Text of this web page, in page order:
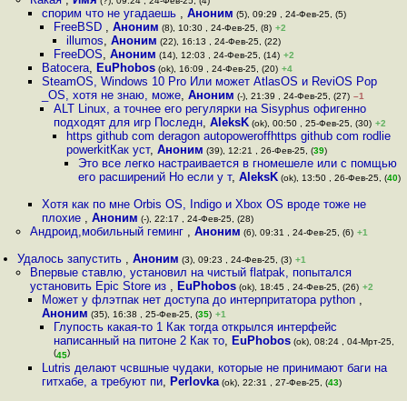
спорим что не угадаешь , Аноним (5), 09:29 , 24-Фев-25, (5)
FreeBSD ,Аноним (8), 10:30 , 24-Фев-25, (8) +2
illumos, Аноним (22), 16:13 , 24-Фев-25, (22)
FreeDOS,Аноним (14), 12:03 , 24-Фев-25, (14) +2
Batocera, EuPhobos(ok), 16:09 , 24-Фев-25, (20) +4
SteamOS, Windows 10 Pro Или может AtlasOS и ReviOS Pop
_OS, хотя не знаю, може, Аноним (-), 21:39 , 24-Фев-25, (27) –1
ALT Linux, а точнее его регулярки на Sisyphus офигенно
подходят для игр Последн,AleksK (ok), 00:50 , 25-Фев-25, (30) +2
https github com deragon autopoweroffhttps github com rodlie
powerkitКак уст, Аноним (39), 12:21 , 26-Фев-25, (39)
Это все легко настраивается в гномешеле или с помщью
его расширений Но если у т, AleksK(ok), 13:50 , 26-Фев-25, (40)
Хотя как по мне Orbis OS, Indigo и Xbox OS вроде тоже не
плохие , Аноним (-), 22:17 , 24-Фев-25, (28)
Андроид,мобильный геминг , Аноним (6), 09:31 , 24-Фев-25, (6) +1
Удалось запустить ,Аноним (3), 09:23 , 24-Фев-25, (3) +1
Впервые ставлю, установил на чистый flatpak, попытался
установить Epic Store из , EuPhobos(ok), 18:45 , 24-Фев-25, (26) +2
Может у флэтпак нет доступа до интерпритатора python ,
Аноним (35), 16:38 , 25-Фев-25, (35) +1
Глупость какая-то 1 Как тогда открылся интерфейс
написанный на питоне 2 Как то, EuPhobos (ok), 08:24 , 04-Мрт-25,
(45)
Lutris делают чсвшные чудаки, которые не принимают баги на
гитхабе, а требуют пи, Perlovka(ok), 22:31 , 27-Фев-25, (43)